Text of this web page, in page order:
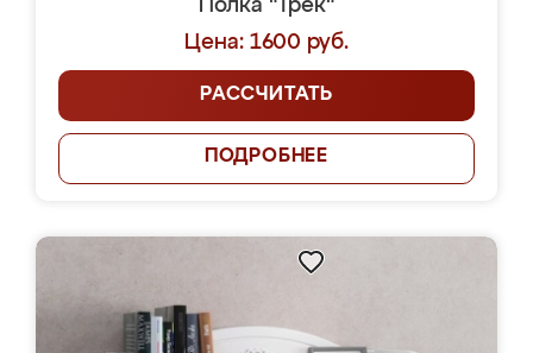
Полка "Трек"
Цена: 1600 руб.
РАССЧИТАТЬ
ПОДРОБНЕЕ